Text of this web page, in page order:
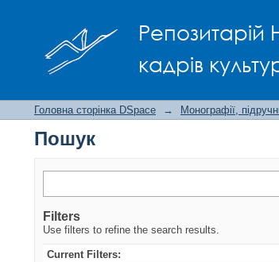
Репозитарій
кадрів
Головна сторінка DSpace → Монографії,
Пошук
Filters
Use filters to refine the search results.
Current Filters: